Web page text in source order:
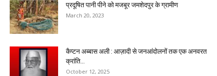
प्रदूषित पानी पीने को मजबूर जमशेदपुर के ग्रामीण
March 20, 2023
कैप्टन अब्बास अली : आज़ादी से जनआंदोलनों तक एक अनवरत
क्रांति...
October 12, 2025